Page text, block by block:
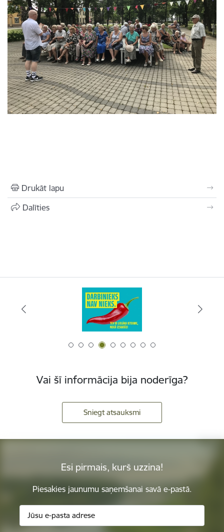
Drukāt lapu
Dalīties
Vai šī informācija bija noderīga?
Sniegt atsauksmi
Esi pirmais, kurš uzzina!
Piesakies jaunumu saņemšanai savā e-pastā.